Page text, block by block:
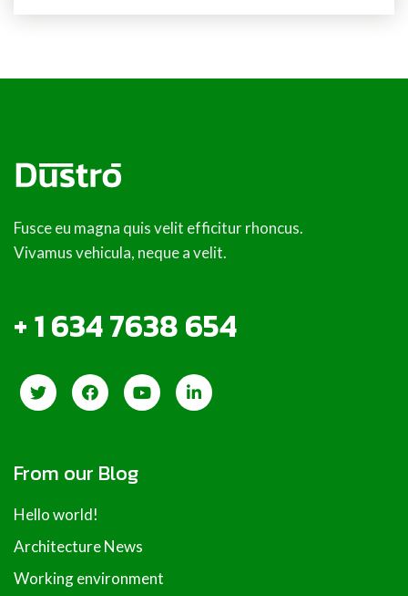
Fusce eu magna quis velit efficitur rhoncus.
Vivamus vehicula, neque a velit.
+ 1 634 7638 654
From our Blog
Hello world!
Architecture News
Working environment